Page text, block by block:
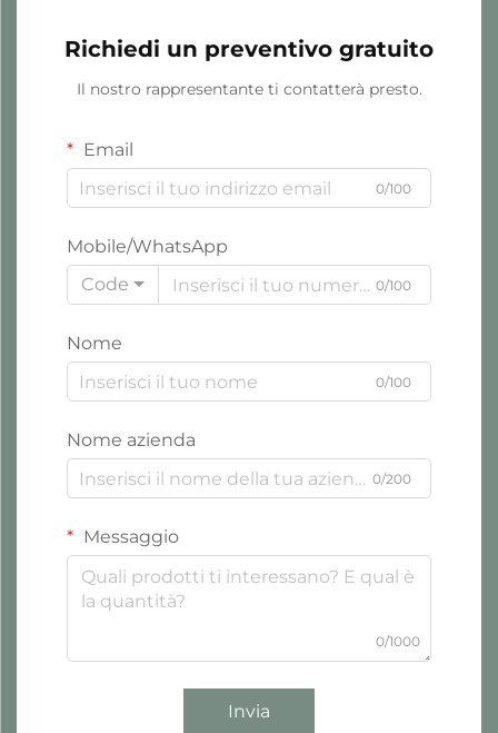
Richiedi un preventivo gratuito
Il nostro rappresentante ti contatterà presto.
Email
0/100
Mobile/WhatsApp
Code
0/100
Nome
0/100
Nome azienda
0/200
Messaggio
0/1000
Invia